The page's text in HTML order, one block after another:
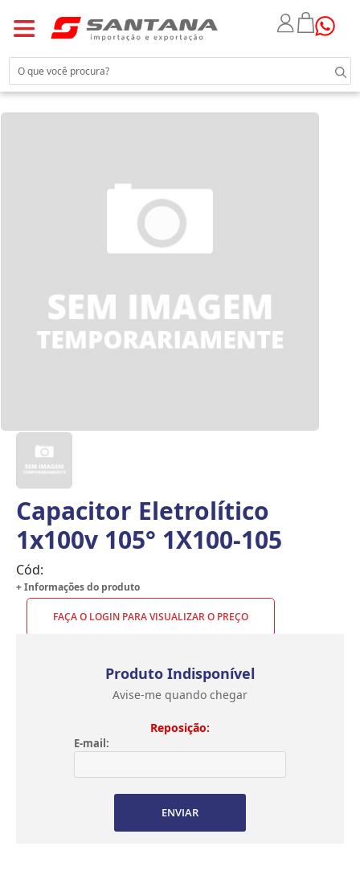
Capacitor Eletrolítico
1x100v 105° 1X100-105
Cód:
+ Informações do produto
FAÇA O LOGIN PARA VISUALIZAR O PREÇO
Produto Indisponível
Avise-me quando chegar
Reposição:
E-mail:
ENVIAR